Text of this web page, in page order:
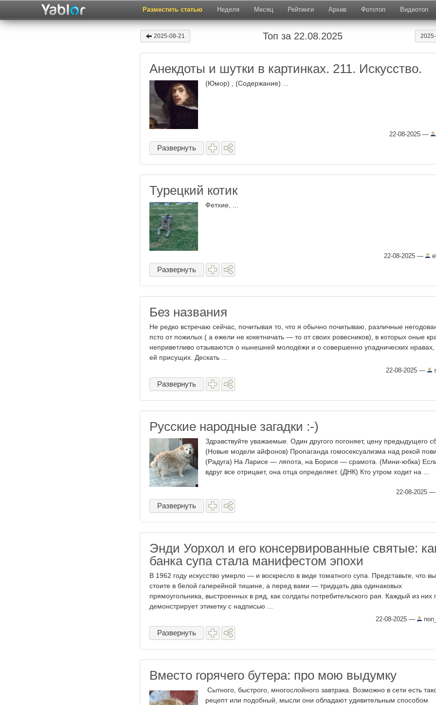
Разместить статью Неделя Месяц Рейтинги Архив Фототоп Видеотоп
2025-08-21 Топ за 22.08.2025
Анекдоты и шутки в картинках. 211. Искусство.
(Юмор) , (Содержание) ...
22-08-2025 —
Развернуть
Турецкий котик
Фетхие, ...
22-08-2025 —
Развернуть
Без названия
Не редко встречаю сейчас, почитывая то, что я обычно почитываю, различные
псто от пожилых ( а ежели не кокетничать — то от своих ровесников), в которых оные
неприветливо отзываются о нынешней молодёжи и о совершенно упаднических нравах,
ей присущих. Дескать ...
22-08-2025 —
Развернуть
Русские народные загадки :-)
Здравствуйте уважаемые. Один другого погоняет, цену предыдущего
(Новые модели айфонов) Пропаганда гомосексуализма над рекой
(Радуга) На Ларисе — ляпота, на Борисе — срамота. (Мини-юбка)
вдруг все отрицает, она отца определяет. (ДНК) Кто утром ходит на ...
22-08-2025 —
Развернуть
Энди Уорхол и его консервированные святые:
банка супа стала манифестом эпохи
В 1962 году искусство умерло — и воскресло в виде томатного супа. Представьте, что вы
стоите в белой галерейной тишине, а перед вами — тридцать два одинаковых
прямоугольника, выстроенных в ряд, как солдаты потребительского рая. Каждый из них
демонстрирует этикетку с надписью ...
22-08-2025 —
Развернуть
Вместо горячего бутера: про мою выдумку
Сытного, быстрого, многослойного завтрака. Возможно в сети есть
рецепт или подобный, мысли они обладают удивительным способом